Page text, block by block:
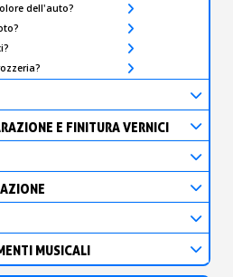
dell'auto?
E FINITURA VERNICI
MUSICALI